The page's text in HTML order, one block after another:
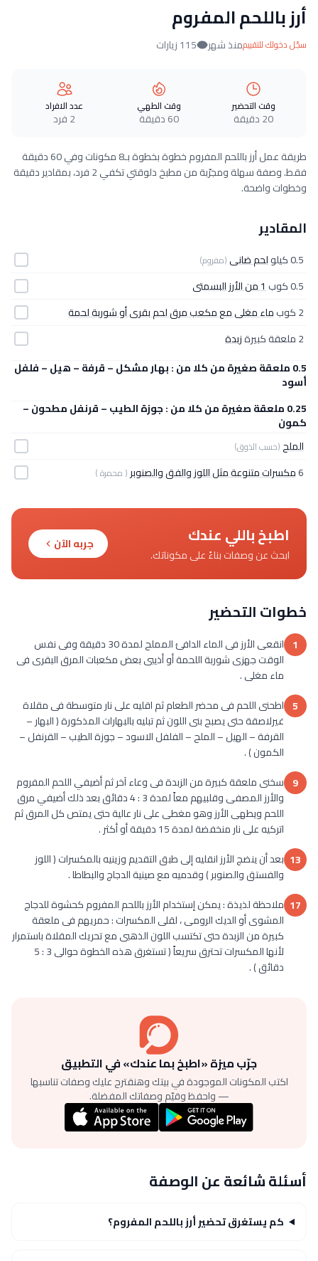
أرز باللحم المفروم
سجّل دخولك للتقييممنذ شهر 115 زيارات
وقت التحضير
20 دقيقة
وقت الطهي
60 دقيقة
عدد الافراد
2 فرد
طريقة عمل أرز باللحم المفروم خطوة بخطوة بـ8 مكونات وفي 60 دقيقة
فقط. وصفة سهلة ومجرّبة من مطبخ دلوقتي تكفي 2 فرد، بمقادير دقيقة
وخطوات واضحة.
المقادير
0.5 كيلو لحم ضانى (مفروم)
0.5 كوب
1 من الأرز البسمتى
2 كوب
ماء مغلى مع مكعب مرق لحم بقرى أو شوربة لحمة
2 ملعقة كبيرة
زبدة
0.5 ملعقة صغيرة من كلا من : بهار مشكل – قرفة – هيل – فلفل
أسود
0.25 ملعقة صغيرة من كلا من : جوزة الطيب – قرنفل مطحون –
كمون
الملح(حسب الذوق)
6مكسرات متنوعة مثل اللوز والفق والصنوبر ( محمرة )
اطبخ باللي عندك
ابحث عن وصفات بناءً على مكوناتك.
جربه الآن
خطوات التحضير
1
انقعى الأرز فى الماء الدافئ المملح لمدة 30 دقيقة وفى نفس
الوقت جهزى شوربة اللحمة أو أذيبى بعض مكعبات المرق البقرى فى
ماء مغلى .
5 اطحنى اللحم فى محضر الطعام ثم اقليه على نار متوسطة فى مقلاة
غيرلاصقة حتى يصبح بنى اللون ثم تبليه بالبهارات المذكورة ( البهار –
القرفة – الهيل – الملح – الفلفل الاسود – جوزة الطيب – القرنفل –
الكمون ) .
9 سخنى ملعقة كبيرة من الزبدة فى وعاء آخر ثم أضيفي اللحم المفروم
والأرز المصفى وقلبيهم معاً لمدة 3 : 4 دقائق بعد ذلك أضيفي مرق
اللحم ويطهى الأرز وهو مغطى على نار عالية حتى يمتص كل المرق ثم
اتركيه على نار منخفضة لمدة 15 دقيقة أو أكثر .
13 بعد أن ينضج الأرز انقليه إلى طبق التقديم وزينيه بالمكسرات ( اللوز
والفستق والصنوبر ) وقدميه مع صينية الدجاج والبطاطا .
17 ملاحظة لذيذة : يمكن إستخدام الأرز باللحم المفروم كحشوة للدجاج
المشوى أو الديك الرومى ، لقلى المكسرات : حمريهم فى ملعقة
كبيرة من الزبدة حتى تكتسب اللون الذهبى مع تحريك المقلاة باستمرار
لأنها المكسرات تحترق سريعاً ( تستغرق هذه الخطوة حوالى 3 : 5
دقائق ) .
جرّب ميزة «اطبخ بما عندك» في التطبيق
اكتب المكونات الموجودة في بيتك وهنقترح عليك وصفات تناسبها
— واحفظ وقيّم وصفاتك المفضلة.
أسئلة شائعة عن الوصفة
كم يستغرق تحضير أرز باللحم المفروم؟